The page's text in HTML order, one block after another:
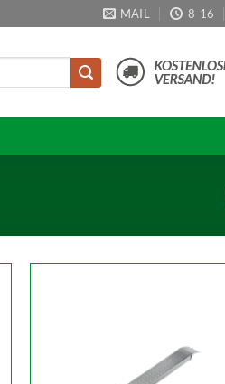
MAIL 8-16